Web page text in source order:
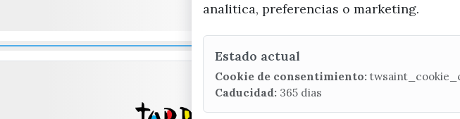
x / twitter
analitica, preferencias o marketing.
Estado actual
Cookie de consentimiento:
Caducidad: 365 dias